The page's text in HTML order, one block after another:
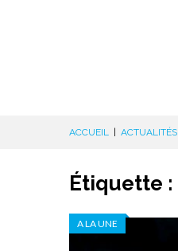
ACCUEIL ACTUALITÉS
Étiquette :
A LA UNE